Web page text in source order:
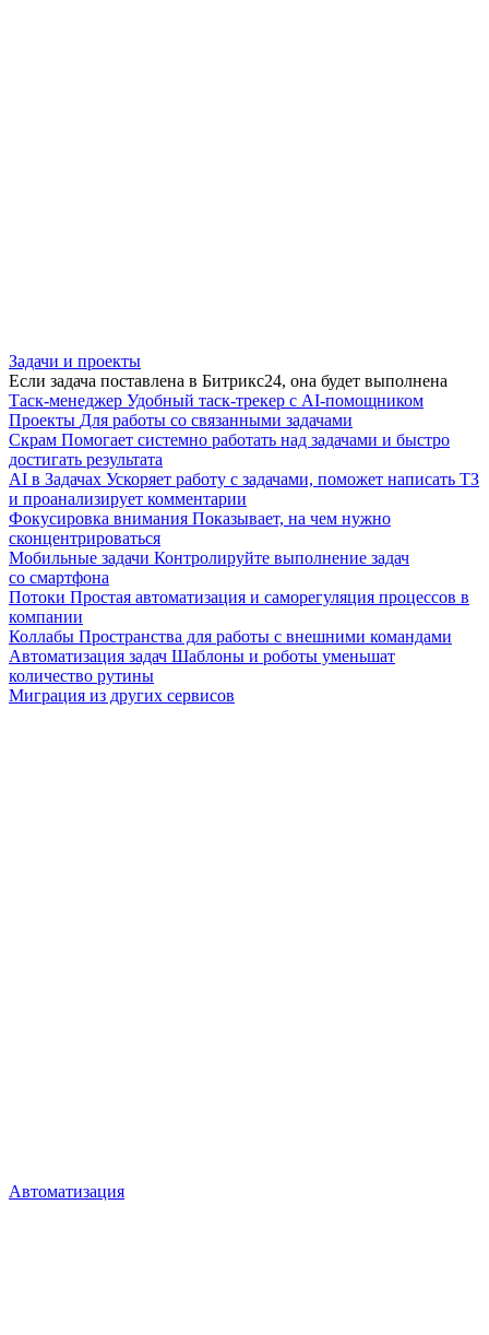
Задачи и проекты
Если задача поставлена в Битрикс24, она будет выполнена
Таск-менеджер Удобный таск-трекер с AI-помощником
Проекты Для работы со связанными задачами
Скрам Помогает системно работать над задачами и быстро
достигать результата
AI в Задачах Ускоряет работу с задачами, поможет написать ТЗ
и проанализирует комментарии
Фокусировка внимания Показывает, на чем нужно
сконцентрироваться
Мобильные задачи Контролируйте выполнение задач
со смартфона
Потоки Простая автоматизация и саморегуляция процессов в
компании
Коллабы Пространства для работы с внешними командами
Автоматизация задач Шаблоны и роботы уменьшат
количество рутины
Миграция из других сервисов
Автоматизация